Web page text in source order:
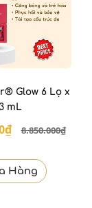
Glow 6 Lọ x
mL
8.850.000₫
Hàng